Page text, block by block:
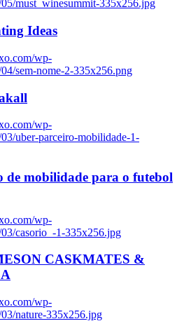
must_winesummit-335x256.jpg
Ideas
wp-
sem-nome-2-335x256.png
wp-
uber-parceiro-mobilidade-1-
de mobilidade para o futebol
wp-
casorio_-1-335x256.jpg
CASKMATES &
wp-
nature-335x256.jpg